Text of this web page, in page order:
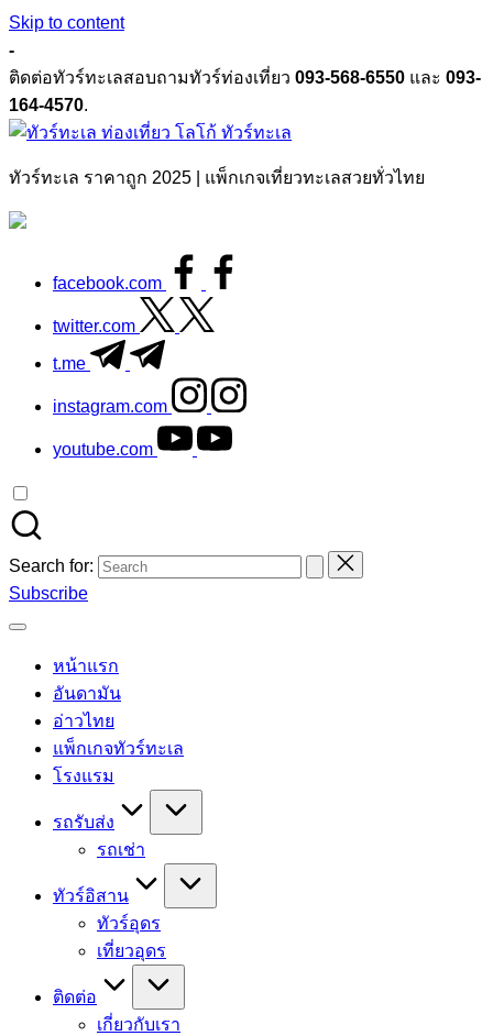
Skip to content
-
ติดต่อทัวร์ทะเลสอบถามทัวร์ท่องเที่ยว 093-568-6550 และ 093-
164-4570.
ทัวร์ทะเล
ทัวร์ทะเล ราคาถูก 2025 | แพ็กเกจเที่ยวทะเลสวยทั่วไทย
facebook.com
twitter.com
t.me
instagram.com
youtube.com
Search for:
Subscribe
หน้าแรก
อันดามัน
อ่าวไทย
แพ็กเกจทัวร์ทะเล
โรงแรม
รถรับส่ง
รถเช่า
ทัวร์อิสาน
ทัวร์อุดร
เที่ยวอุดร
ติดต่อ
เกี่ยวกับเรา